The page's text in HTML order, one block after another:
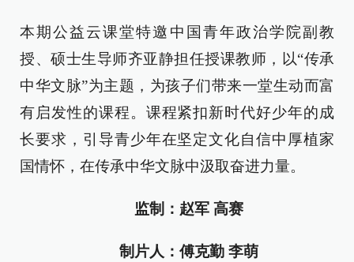
本期公益云课堂特邀中国青年政治学院副教
授、硕士生导师齐亚静担任授课教师，以“传承
中华文脉”为主题，为孩子们带来一堂生动而富
有启发性的课程。课程紧扣新时代好少年的成
长要求，引导青少年在坚定文化自信中厚植家
国情怀，在传承中华文脉中汲取奋进力量。
监制：赵军 高赛
制片人：傅克勤 李萌